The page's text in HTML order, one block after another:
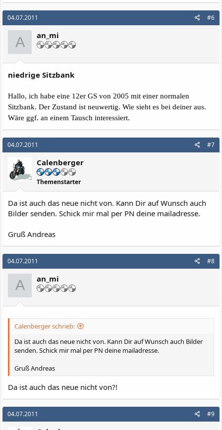
04.07.2011 #6
A an_mi
niedrige Sitzbank
Hallo, ich habe eine 12er GS von 2005 mit einer normalen
Sitzbank. Der Zustand ist neuwertig. Wie sieht es bei deiner aus.
Wäre ggf. an einem Tausch interessiert.
04.07.2011 #7
Calenberger
Themenstarter
Da ist auch das neue nicht von. Kann Dir auf Wunsch auch
Bilder senden. Schick mir mal per PN deine mailadresse.
Gruß Andreas
04.07.2011 #8
A an_mi
Calenberger schrieb:
Da ist auch das neue nicht von. Kann Dir auf Wunsch auch Bilder
senden. Schick mir mal per PN deine mailadresse.
Gruß Andreas
Da ist auch das neue nicht von?!
04.07.2011 #9